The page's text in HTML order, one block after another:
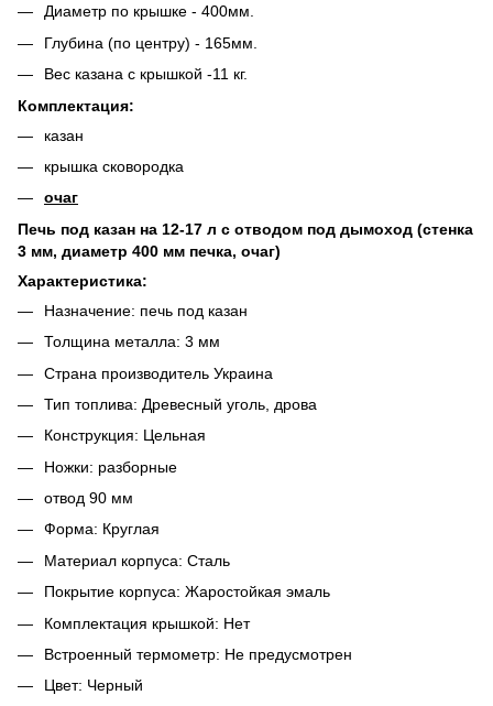
Диаметр по крышке - 400мм.
Глубина (по центру) - 165мм.
Вес казана с крышкой -11 кг.
Комплектация:
казан
крышка сковородка
очаг
Печь под казан на 12-17 л с отводом под дымоход (стенка
3 мм, диаметр 400 мм печка, очаг)
Характеристика:
Назначение: печь под казан
Толщина металла: 3 мм
Страна производитель Украина
Тип топлива: Древесный уголь, дрова
Конструкция: Цельная
Ножки: разборные
отвод 90 мм
Форма: Круглая
Материал корпуса: Сталь
Покрытие корпуса: Жаростойкая эмаль
Комплектация крышкой: Нет
Встроенный термометр: Не предусмотрен
Цвет: Черный